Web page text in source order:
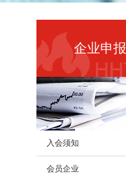
企业申报
入会须知
会员企业